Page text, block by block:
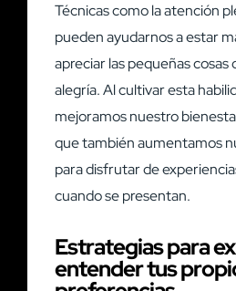
Técnicas como la atención
pueden ayudarnos a estar
apreciar las pequeñas cosas
alegría. Al cultivar esta
mejoramos nuestro
que también aumentamos
para disfrutar de
cuando se presentan.
Estrategias para
entender tus